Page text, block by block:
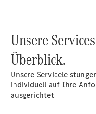
buchen
Tel: +49
0
Unsere
Überblick.
Unsere
individuell auf Ihre
ausgerichtet.